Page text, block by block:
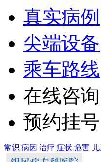
真实病例
尖端设备
乘车路线
在线咨询
预约挂号
常识 病因 治疗 症状 危害